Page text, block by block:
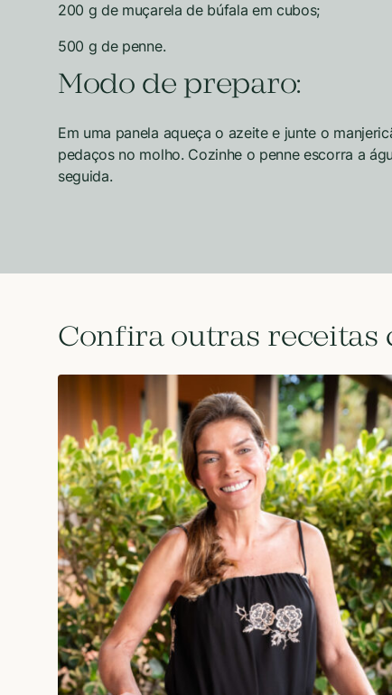
200 g de muçarela de búfala em cubos;
500 g de penne.
Modo de preparo:
Em uma panela aqueça o azeite e junte o
pedaços no molho. Cozinhe o penne escorra a
seguida.
Confira outras receitas